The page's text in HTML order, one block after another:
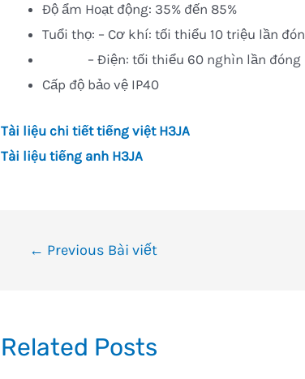
Độ ẩm Hoạt động: 35% đến 85%
Tuổi thọ: – Cơ khí: tối thiểu 10 triệu lần
– Điện: tối thiểu 60 nghìn lần đóng
Cấp độ bảo vệ IP40
Tài liệu chi tiết tiếng việt H3JA
Tài liệu tiếng anh H3JA
Điều← Previous Bài viết
Related Posts